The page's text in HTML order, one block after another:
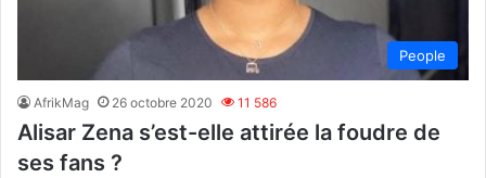
People
AfrikMag 26 octobre 2020 11 586
Alisar Zena s’est-elle attirée la foudre de
ses fans ?